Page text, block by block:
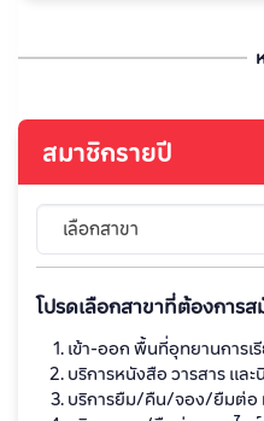
สมาชิกรายปี
เลือกสาขา
โปรดเลือกสาขาที่ต้องการ
เข้า-ออก พื้นที่อุทยานการเ
บริการหนังสือ วารสาร แล
บริการยืม/คืน/จอง/ยืมต่อ